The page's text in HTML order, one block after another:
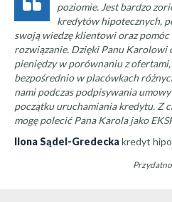
poziomie. Jest bardzo
kredytów hipotecznych,
swoją wiedzę klientowi oraz
rozwiązanie. Dzięki Panu Karolowi
pieniędzy w porównaniu z
bezpośrednio w placówkach
nami podczas podpisywania umowy
początku uruchamiania kredytu. Z
mogę polecić Pana Karola jako
Ilona Sądel-Gredeckakredyt